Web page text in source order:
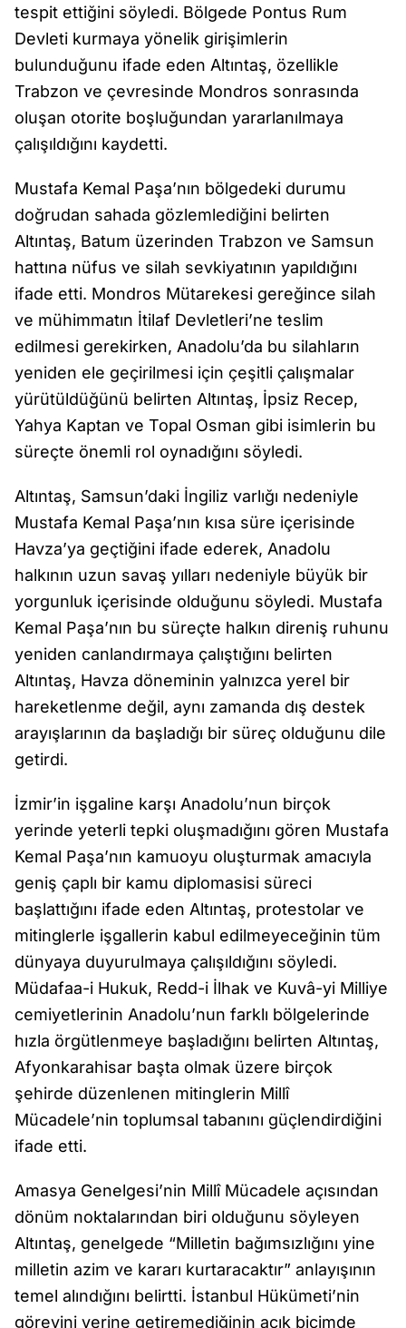
tespit ettiğini söyledi. Bölgede Pontus Rum
Devleti kurmaya yönelik girişimlerin
bulunduğunu ifade eden Altıntaş, özellikle
Trabzon ve çevresinde Mondros sonrasında
oluşan otorite boşluğundan yararlanılmaya
çalışıldığını kaydetti.
Mustafa Kemal Paşa’nın bölgedeki durumu
doğrudan sahada gözlemlediğini belirten
Altıntaş, Batum üzerinden Trabzon ve Samsun
hattına nüfus ve silah sevkiyatının yapıldığını
ifade etti. Mondros Mütarekesi gereğince silah
ve mühimmatın İtilaf Devletleri’ne teslim
edilmesi gerekirken, Anadolu’da bu silahların
yeniden ele geçirilmesi için çeşitli çalışmalar
yürütüldüğünü belirten Altıntaş, İpsiz Recep,
Yahya Kaptan ve Topal Osman gibi isimlerin bu
süreçte önemli rol oynadığını söyledi.
Altıntaş, Samsun’daki İngiliz varlığı nedeniyle
Mustafa Kemal Paşa’nın kısa süre içerisinde
Havza’ya geçtiğini ifade ederek, Anadolu
halkının uzun savaş yılları nedeniyle büyük bir
yorgunluk içerisinde olduğunu söyledi. Mustafa
Kemal Paşa’nın bu süreçte halkın direniş ruhunu
yeniden canlandırmaya çalıştığını belirten
Altıntaş, Havza döneminin yalnızca yerel bir
hareketlenme değil, aynı zamanda dış destek
arayışlarının da başladığı bir süreç olduğunu dile
getirdi.
İzmir’in işgaline karşı Anadolu’nun birçok
yerinde yeterli tepki oluşmadığını gören Mustafa
Kemal Paşa’nın kamuoyu oluşturmak amacıyla
geniş çaplı bir kamu diplomasisi süreci
başlattığını ifade eden Altıntaş, protestolar ve
mitinglerle işgallerin kabul edilmeyeceğinin tüm
dünyaya duyurulmaya çalışıldığını söyledi.
Müdafaa-i Hukuk, Redd-i İlhak ve Kuvâ-yi Milliye
cemiyetlerinin Anadolu’nun farklı bölgelerinde
hızla örgütlenmeye başladığını belirten Altıntaş,
Afyonkarahisar başta olmak üzere birçok
şehirde düzenlenen mitinglerin Millî
Mücadele’nin toplumsal tabanını güçlendirdiğini
ifade etti.
Amasya Genelgesi’nin Millî Mücadele açısından
dönüm noktalarından biri olduğunu söyleyen
Altıntaş, genelgede “Milletin bağımsızlığını yine
milletin azim ve kararı kurtaracaktır” anlayışının
temel alındığını belirtti. İstanbul Hükümeti’nin
görevini yerine getiremediğinin açık biçimde